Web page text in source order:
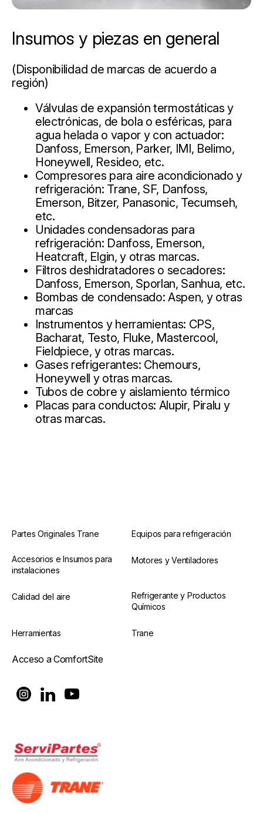
Insumos y piezas en general
(Disponibilidad de marcas de acuerdo a
región)
Válvulas de expansión termostáticas y
electrónicas, de bola o esféricas, para
agua helada o vapor y con actuador:
Danfoss, Emerson, Parker, IMI, Belimo,
Honeywell, Resideo, etc.
Compresores para aire acondicionado y
refrigeración: Trane, SF, Danfoss,
Emerson, Bitzer, Panasonic, Tecumseh,
etc.
Unidades condensadoras para
refrigeración: Danfoss, Emerson,
Heatcraft, Elgin, y otras marcas.
Filtros deshidratadores o secadores:
Danfoss, Emerson, Sporlan, Sanhua, etc.
Bombas de condensado: Aspen, y otras
marcas
Instrumentos y herramientas: CPS,
Bacharat, Testo, Fluke, Mastercool,
Fieldpiece, y otras marcas.
Gases refrigerantes: Chemours,
Honeywell y otras marcas.
Tubos de cobre y aislamiento térmico
Placas para conductos: Alupir, Piralu y
otras marcas.
Partes Originales Trane Equipos para refrigeración
Accesorios e Insumos para
instalaciones
Motores y Ventiladores
Calidad del aire
Refrigerante y Productos
Químicos
Herramientas Trane
Acceso a ComfortSite